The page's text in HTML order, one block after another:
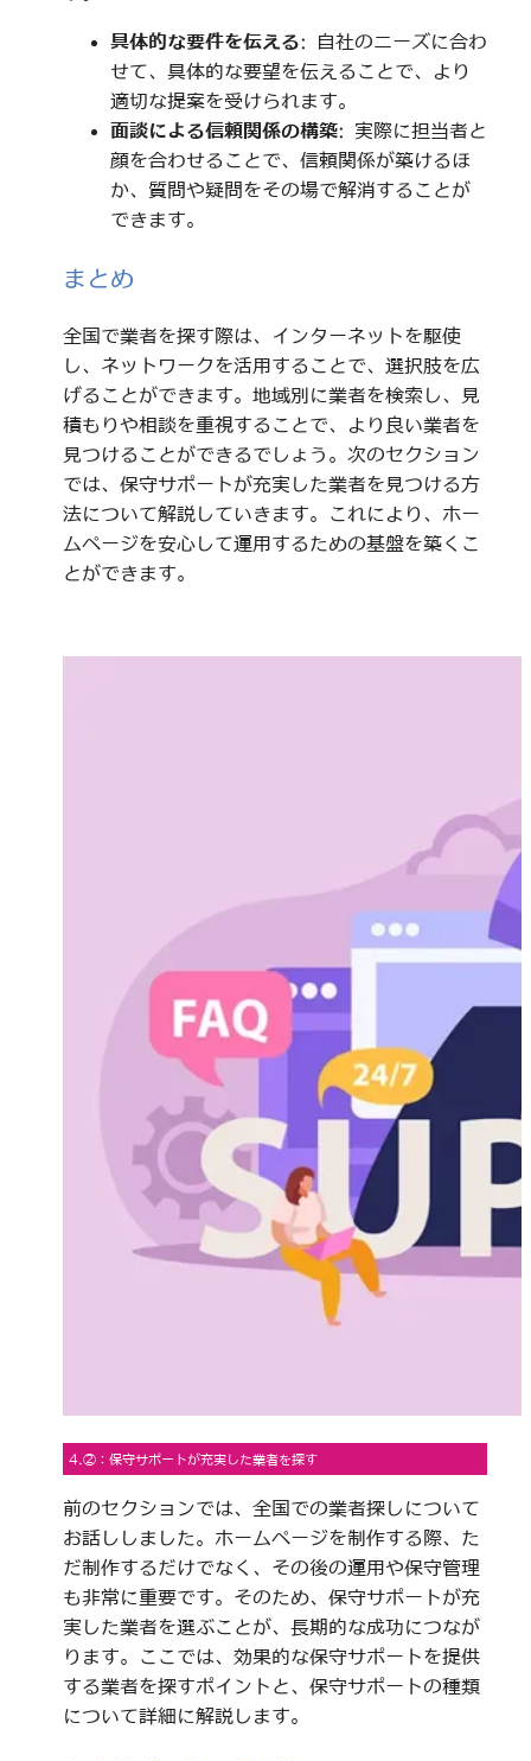
具体的な要件を伝える: 自社のニーズに合わ
せて、具体的な要望を伝えることで、より
適切な提案を受けられます。
面談による信頼関係の構築: 実際に担当者と
顔を合わせることで、信頼関係が築けるほ
か、質問や疑問をその場で解消することが
できます。
まとめ
全国で業者を探す際は、インターネットを駆使
し、ネットワークを活用することで、選択肢を広
げることができます。地域別に業者を検索し、見
積もりや相談を重視することで、より良い業者を
見つけることができるでしょう。次のセクション
では、保守サポートが充実した業者を見つける方
法について解説していきます。これにより、ホー
ムページを安心して運用するための基盤を築くこ
とができます。
4.②：保守サポートが充実した業者を探す
前のセクションでは、全国での業者探しについて
お話ししました。ホームページを制作する際、た
だ制作するだけでなく、その後の運用や保守管理
も非常に重要です。そのため、保守サポートが充
実した業者を選ぶことが、長期的な成功につなが
ります。ここでは、効果的な保守サポートを提供
する業者を探すポイントと、保守サポートの種類
について詳細に解説します。